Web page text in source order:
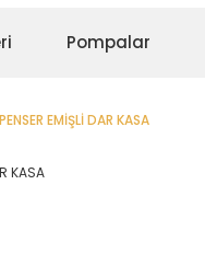
Pompalar
EMİŞLİ DAR KASA